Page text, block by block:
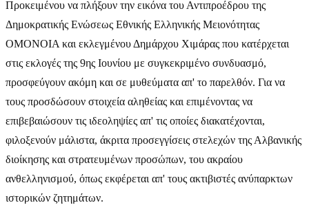
Προκειμένου να πλήξουν την εικόνα του Αντιπροέδρου της
Δημοκρατικής Ενώσεως Εθνικής Ελληνικής Μειονότητας
ΟΜΟΝΟΙΑ και εκλεγμένου Δημάρχου Χιμάρας που κατέρχεται
στις εκλογές της 9ης Ιουνίου με συγκεκριμένο συνδυασμό,
προσφεύγουν ακόμη και σε μυθεύματα απ' το παρελθόν. Για να
τους προσδώσουν στοιχεία αληθείας και επιμένοντας να
επιβεβαιώσουν τις ιδεοληψίες απ' τις οποίες διακατέχονται,
φιλοξενούν μάλιστα, άκριτα προσεγγίσεις στελεχών της Αλβανικής
διοίκησης και στρατευμένων προσώπων, του ακραίου
ανθελληνισμού, όπως εκφέρεται απ' τους ακτιβιστές ανύπαρκτων
ιστορικών ζητημάτων.